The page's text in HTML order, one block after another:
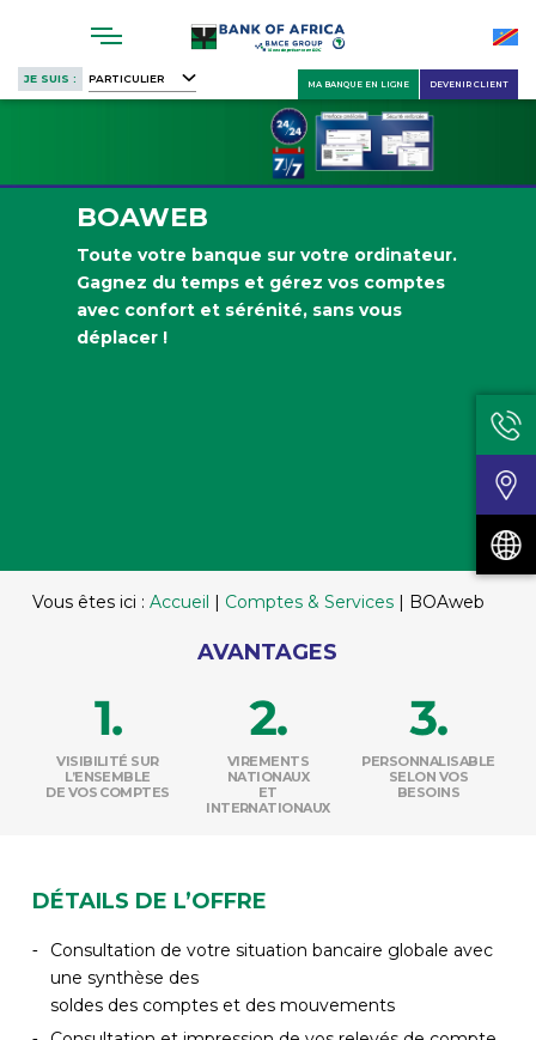
main
content
JE SUIS : PARTICULIER DEVENIR CLIENT
MA BANQUE EN LIGNE
BOAWEB
Toute votre banque sur votre ordinateur.
Gagnez du temps et gérez vos comptes
avec confort et sérénité, sans vous
déplacer !
Vous êtes ici : Accueil | Comptes & Services| BOAweb
AVANTAGES
VISIBILITÉ SUR
L’ENSEMBLE
DE VOS COMPTES
VIREMENTS
NATIONAUX
ET
INTERNATIONAUX
PERSONNALISABLE
SELON VOS
BESOINS
DÉTAILS DE L’OFFRE
Consultation de votre situation bancaire globale avec
une synthèse des
soldes des comptes et des mouvements